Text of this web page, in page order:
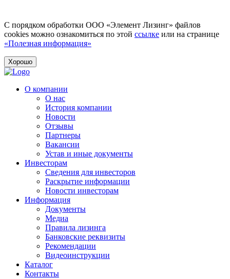
С порядком обработки ООО «Элемент Лизинг» файлов
cookies можно ознакомиться по этой ссылке или на странице
«Полезная информация»
Хорошо
О компании
О нас
История компании
Новости
Отзывы
Партнеры
Вакансии
Устав и иные документы
Инвесторам
Сведения для инвесторов
Раскрытие информации
Новости инвесторам
Информация
Документы
Медиа
Правила лизинга
Банковские реквизиты
Рекомендации
Видеоинструкции
Каталог
Контакты